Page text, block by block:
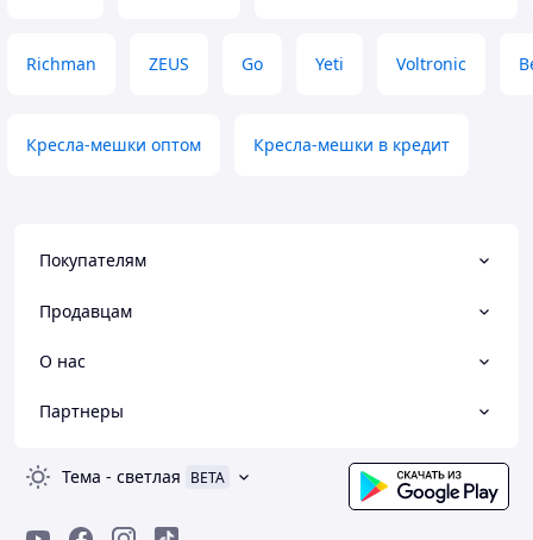
Richman ZEUS Go Yeti Voltronic
Кресла-мешки оптом Кресла-мешки в кредит
Покупателям
Продавцам
О нас
Партнеры
Тема - светлая BETA